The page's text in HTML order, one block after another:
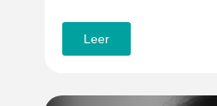
Leer